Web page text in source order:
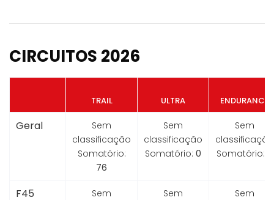
CIRCUITOS 2026
TRAIL ULTRA ENDURANCE
Geral
Sem
classificação
Somatório:
76
Sem
classificação
Somatório: 0
Sem
classificação
Somatório:
F45
Sem
Sem
Sem